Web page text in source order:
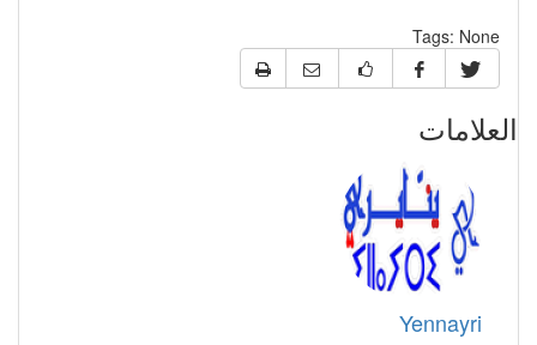
Tags:None
العلامات
Yennayri